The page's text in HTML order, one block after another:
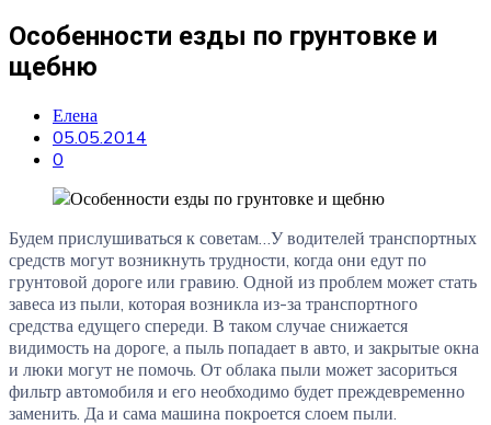
Особенности езды по грунтовке и
щебню
Елена
05.05.2014
0
Будем прислушиваться к советам…У водителей транспортных
средств могут возникнуть трудности, когда они едут по
грунтовой дороге или гравию. Одной из проблем может стать
завеса из пыли, которая возникла из-за транспортного
средства едущего спереди. В таком случае снижается
видимость на дороге, а пыль попадает в авто, и закрытые окна
и люки могут не помочь. От облака пыли может засориться
фильтр автомобиля и его необходимо будет преждевременно
заменить. Да и сама машина покроется слоем пыли.